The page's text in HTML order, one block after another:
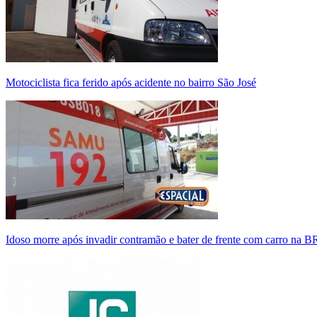
Motociclista fica ferido após acidente no bairro São José
Idoso morre após invadir contramão e bater de frente com carro na